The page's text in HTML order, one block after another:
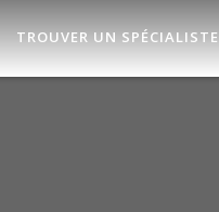
TROUVER UN SPÉCIALISTE